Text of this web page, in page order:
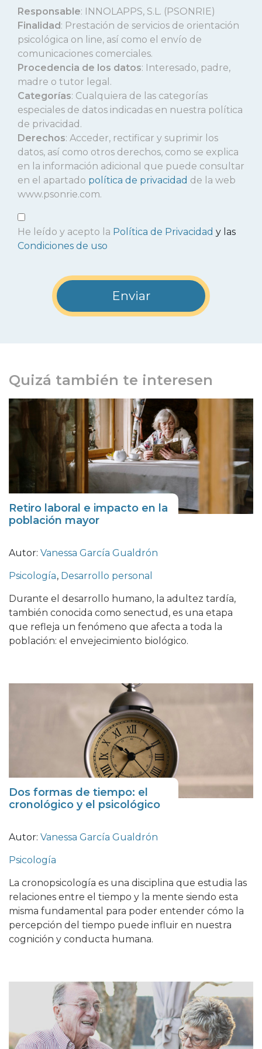
Responsable: INNOLAPPS, S.L. (PSONRIE)
Finalidad: Prestación de servicios de orientación
psicológica on line, así como el envío de
comunicaciones comerciales.
Procedencia de los datos: Interesado, padre,
madre o tutor legal.
Categorías: Cualquiera de las categorías
especiales de datos indicadas en nuestra política
de privacidad.
Derechos: Acceder, rectificar y suprimir los
datos, así como otros derechos, como se explica
en la información adicional que puede consultar
en el apartado política de privacidad de la web
www.psonrie.com.
He leído y acepto la Política de Privacidad y las
Condiciones de uso
Quizá también te interesen
Retiro laboral e impacto en la
población mayor
Autor: Vanessa García Gualdrón
Psicología, Desarrollo personal
Durante el desarrollo humano, la adultez tardía,
también conocida como senectud, es una etapa
que refleja un fenómeno que afecta a toda la
población: el envejecimiento biológico.
Dos formas de tiempo: el
cronológico y el psicológico
Autor: Vanessa García Gualdrón
Psicología
La cronopsicología es una disciplina que estudia las
relaciones entre el tiempo y la mente siendo esta
misma fundamental para poder entender cómo la
percepción del tiempo puede influir en nuestra
cognición y conducta humana.